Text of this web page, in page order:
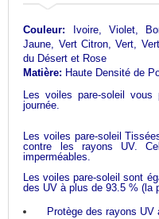
Couleur:
Ivoire, Violet,
Jaune, Vert Citron, Vert,
du Désert et Rose
Matière: Haute Densité de
Les voiles pare-soleil
journée.
Les voiles pare-soleil
contre les rayons UV.
imperméables.
Les voiles pare-soleil sont
des UV à plus de 93.5 % (la
Protège des rayons UV